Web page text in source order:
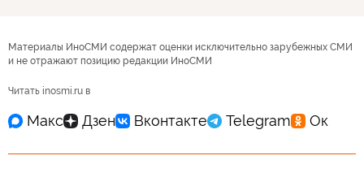
Материалы ИноСМИ содержат оценки исключительно зарубежных СМИ
и не отражают позицию редакции ИноСМИ
Читать inosmi.ru в